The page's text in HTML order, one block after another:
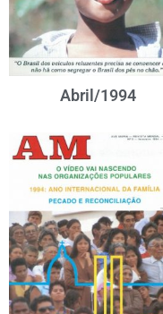
Abril/1994